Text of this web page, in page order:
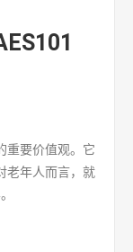
重要价值观。它
老年人而言，就